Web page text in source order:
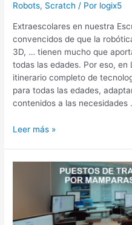
Robots, Scratch / Por logix5
Extraescolares en nuestra
convencidos de que la
3D, … tienen mucho que
todas las edades. Por eso, en
itinerario completo de
para todas las edades,
contenidos a las necesidades
Leer más »
Extraescolares